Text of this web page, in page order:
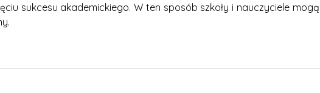
sukcesu akademickiego. W ten sposób szkoły i nauczyciele